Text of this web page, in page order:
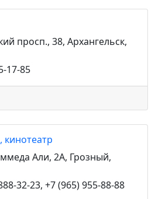
просп., 38, Архангельск,
17-85
Али, 2А, Грозный,
32-23, +7 (965) 955-88-88